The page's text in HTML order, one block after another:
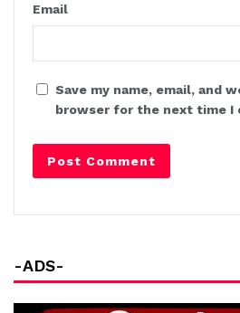
Email
Save my name, email, and
browser for the next time I
-ADS-